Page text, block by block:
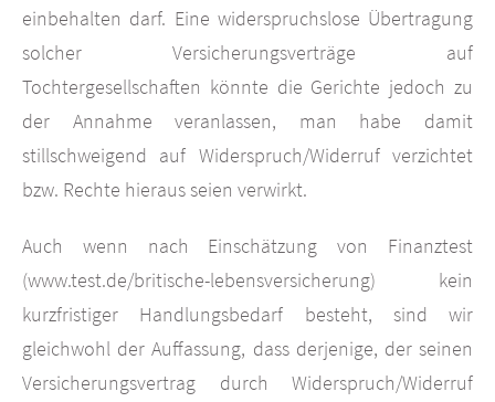
einbehalten darf. Eine widerspruchslose Übertragung
solcher Versicherungsverträge auf
Tochtergesellschaften könnte die Gerichte jedoch zu
der Annahme veranlassen, man habe damit
stillschweigend auf Widerspruch/Widerruf verzichtet
bzw. Rechte hieraus seien verwirkt.
Auch wenn nach Einschätzung von Finanztest
(www.test.de/britische-lebensversicherung) kein
kurzfristiger Handlungsbedarf besteht, sind wir
gleichwohl der Auffassung, dass derjenige, der seinen
Versicherungsvertrag durch Widerspruch/Widerruf